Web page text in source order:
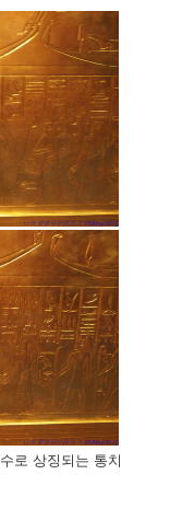
로 상징되는 통치